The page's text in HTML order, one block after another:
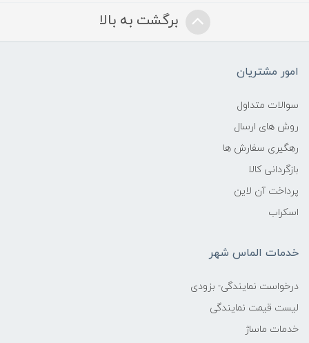
برگشت به بالا
امور مشتریان
سوالات متداول
روش های ارسال
رهگیری سفارش ها
بازگردانی کالا
پرداخت آن لاین
اسکراب
خدمات الماس شهر
درخواست نمایندگی- بزودی
لیست قیمت نمایندگی
خدمات ماساژ